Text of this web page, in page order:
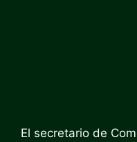
El secretario de